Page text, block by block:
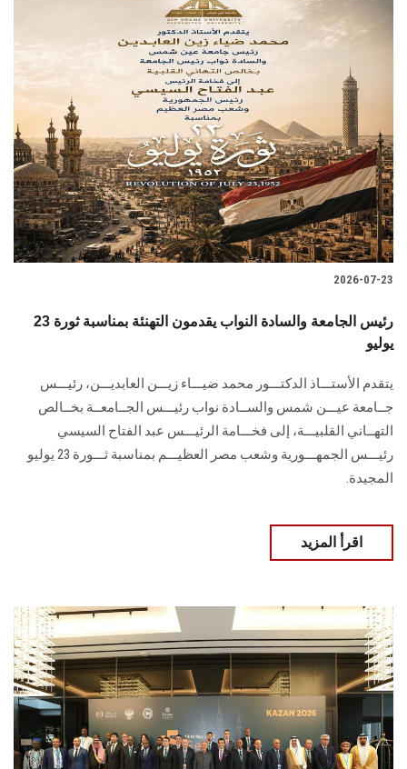
الإعلام
تواصل معنا
الطلاب
هيئة التدريس
الدراسات العليا
الزائـرون
سجل الان
2026-07-23
رئيس الجامعة والسادة النواب يقدمون التهنئة بمناسبة ثورة 23
يوليو
يتقدم الأستـــاذ الدكتـــور محمد ضيـــاء زيـــن العابديـــن، رئيـــس
جــامعة عيـــن شمس والســادة نواب رئيـــس الجــامعــة بخــالص
التهــاني القلبيـــة، إلى فخـــامة الرئيـــس عبد الفتاح السيسي
رئيـــس الجمهـــورية وشعب مصر العظيـــم بمناسبة ثـــورة 23 يوليو
المجيدة.
اقرأ المزيد